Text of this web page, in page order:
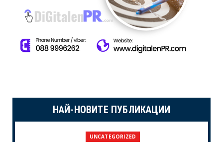
НАЙ-НОВИТЕ ПУБЛИКАЦИИ
UNCATEGORIZED